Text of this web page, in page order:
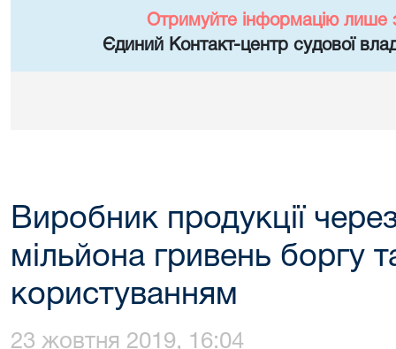
Отримуйте інформацію лише
Єдиний Контакт-центр судової
Виробник продукції
мільйона гривень боргу
користуванням
23 жовтня 2019, 16:04